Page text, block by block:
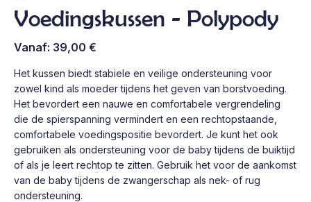
Voedingskussen - Polypody
Vanaf: 39,00 €
Het kussen biedt stabiele en veilige ondersteuning voor
zowel kind als moeder tijdens het geven van borstvoeding.
Het bevordert een nauwe en comfortabele vergrendeling
die de spierspanning vermindert en een rechtopstaande,
comfortabele voedingspositie bevordert. Je kunt het ook
gebruiken als ondersteuning voor de baby tijdens de buiktijd
of als je leert rechtop te zitten. Gebruik het voor de aankomst
van de baby tijdens de zwangerschap als nek- of rug
ondersteuning.